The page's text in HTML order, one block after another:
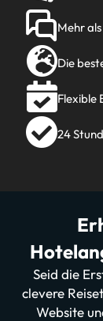
Mehr
Die
Flexible
24
Seid die
clevere
Website